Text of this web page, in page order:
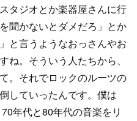
タジオとか楽器屋さんに行
聞かないとダメだろ」とか
と言うようなおっさんやお
ね。そういう人たちから、
。それでロックのルーツの
していったんです。僕は
年代と80年代の音楽をリ